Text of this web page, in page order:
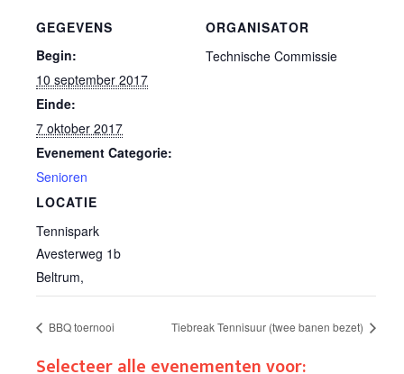
GEGEVENS
Begin:
10 september 2017
Einde:
7 oktober 2017
Evenement Categorie:
Senioren
LOCATIE
Tennispark
Avesterweg 1b
Beltrum,
ORGANISATOR
Technische Commissie
BBQ toernooi Tiebreak Tennisuur (twee banen bezet)
Selecteer alle evenementen voor: